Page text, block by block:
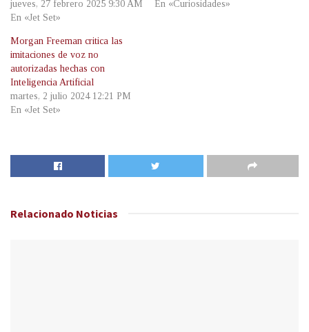
jueves, 27 febrero 2025 9:30 AM
En «Jet Set»
En «Curiosidades»
Morgan Freeman critica las
imitaciones de voz no
autorizadas hechas con
Inteligencia Artificial
martes, 2 julio 2024 12:21 PM
En «Jet Set»
Relacionado Noticias